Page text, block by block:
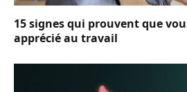
15 signes qui prouvent que
apprécié au travail